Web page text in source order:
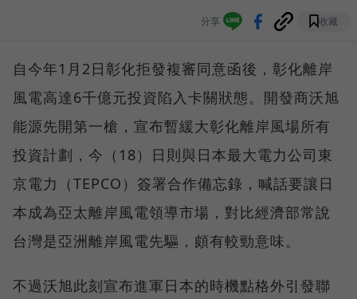
分享 收藏
自今年1月2日彰化拒發複審同意函後，彰化離岸
風電高達6千億元投資陷入卡關狀態。開發商沃旭
能源先開第一槍，宣布暫緩大彰化離岸風場所有
投資計劃，今（18）日則與日本最大電力公司東
京電力（TEPCO）簽署合作備忘錄，喊話要讓日
本成為亞太離岸風電領導市場，對比經濟部常說
台灣是亞洲離岸風電先驅，頗有較勁意味。
不過沃旭此刻宣布進軍日本的時機點格外引發聯